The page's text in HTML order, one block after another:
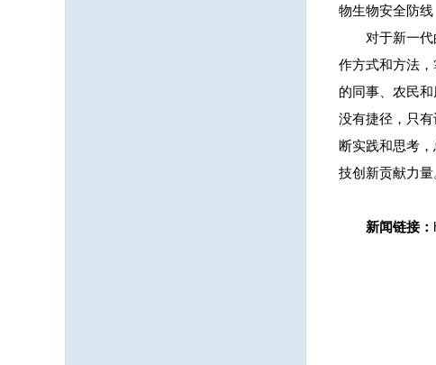
物生物安全防
对于新一
作方式和方法
的同事、农民
没有捷径，只
断实践和思考
技创新贡献力量
新闻链接：